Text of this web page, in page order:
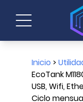
Inicio >
EcoTank
USB, Wifi,
Ciclo